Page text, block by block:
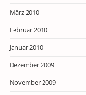
März 2010
Februar 2010
Januar 2010
Dezember 2009
November 2009